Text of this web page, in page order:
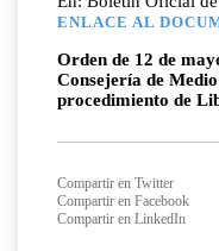
ENLACE AL
Orden de 12 de
Consejería de
procedimiento de
Compartir en Twitter
Compartir en Facebook
Compartir en LinkedIn